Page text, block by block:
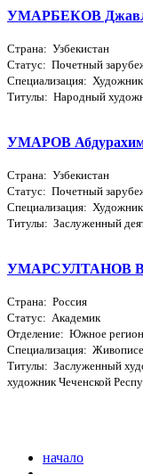
УМАРБЕКОВ
Страна: Узбекистан
Статус: Почетный
Специализация: Художник
Титулы: Народный
УМАРОВ Абдурахим
Страна: Узбекистан
Статус: Почетный
Специализация: Художник
Титулы: Заслуженный
УМАРСУЛТАНОВ
Страна: Россия
Статус: Академик
Отделение: Южное
Специализация:
Титулы: Заслуженный
художник Чеченской
начало